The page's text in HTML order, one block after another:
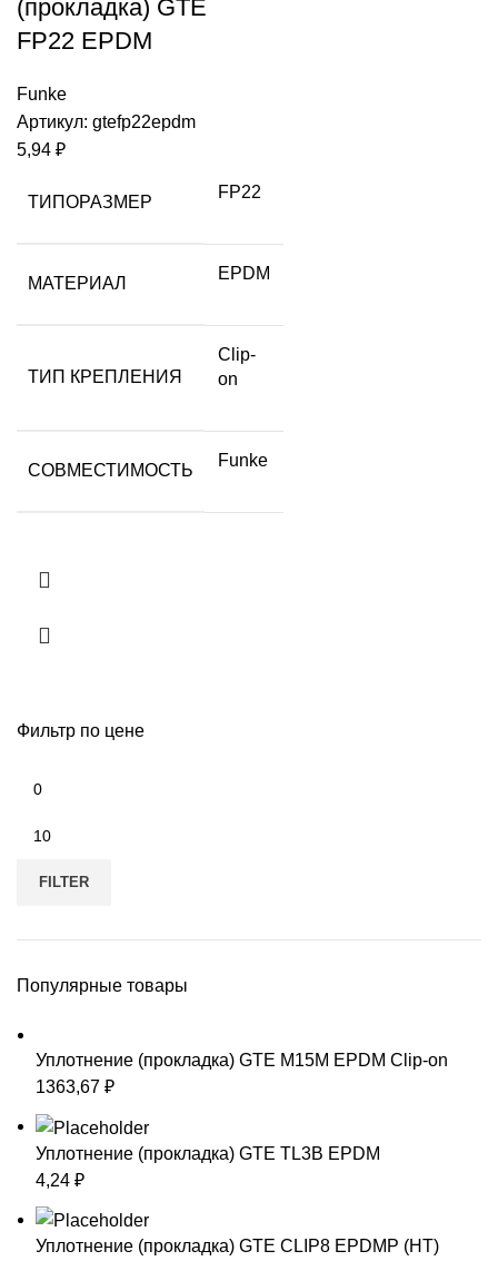
Фильтр по цене
FILTER
Популярные товары
Уплотнение (прокладка) GTE M15M EPDM Clip-on
1363,67 ₽
Уплотнение (прокладка) GTE TL3B EPDM
4,24 ₽
Уплотнение (прокладка) GTE CLIP8 EPDMP (HT)
(прокладка) GTE
FP22 EPDM
Funke
Артикул: gtefp22epdm
5,94 ₽
ТИПОРАЗМЕР
FP22
МАТЕРИАЛ
EPDM
ТИП КРЕПЛЕНИЯ
Clip-
on
СОВМЕСТИМОСТЬ
Funke